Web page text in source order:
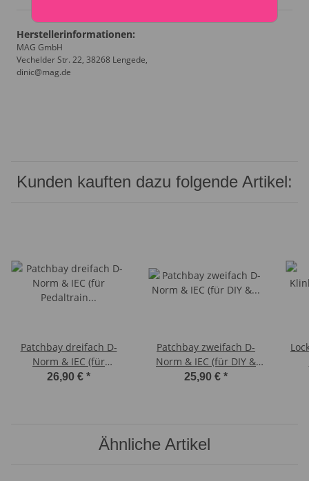
Herstellerinformationen:
MAG GmbH
Vechelder Str. 22, 38268 Lengede,
dinic@mag.de
Kunden kauften dazu folgende Artikel:
Patchbay dreifach D-
Norm & IEC (für
Pedaltrain seitlich)
26,90 € *
Patchbay zweifach D-
Norm & IEC (für DIY &
Pedaltrain)
25,90 € *
Ähnliche Artikel